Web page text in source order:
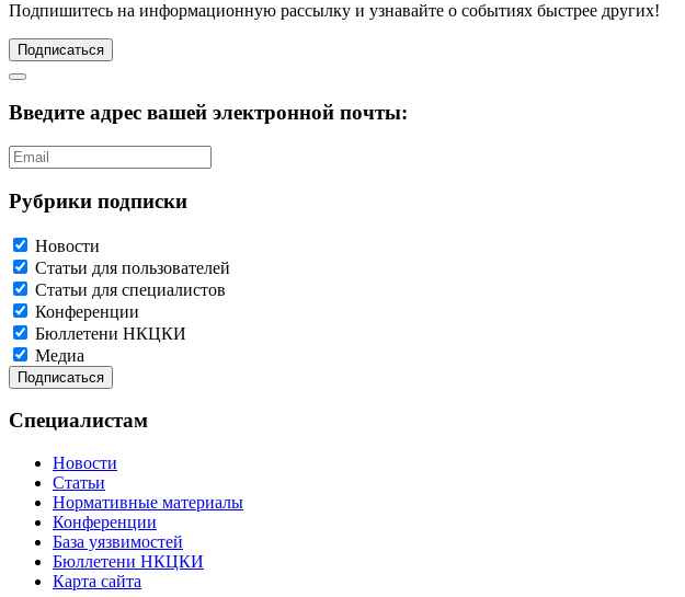
Подпишитесь на информационную рассылку и узнавайте о событиях быстрее других!
Подписаться
Введите адрес вашей электронной почты:
Рубрики подписки
Новости
Статьи для пользователей
Статьи для специалистов
Конференции
Бюллетени НКЦКИ
Медиа
Специалистам
Новости
Статьи
Нормативные материалы
Конференции
База уязвимостей
Бюллетени НКЦКИ
Карта сайта